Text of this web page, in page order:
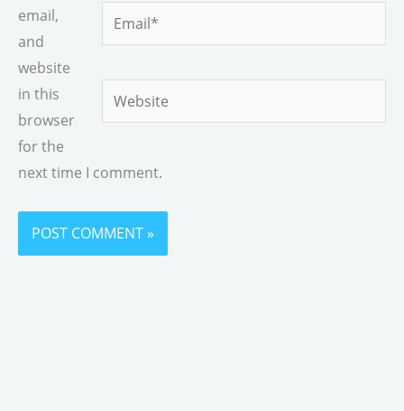
Email*
Website
email,
and
website
in this
browser
for the
next time I comment.